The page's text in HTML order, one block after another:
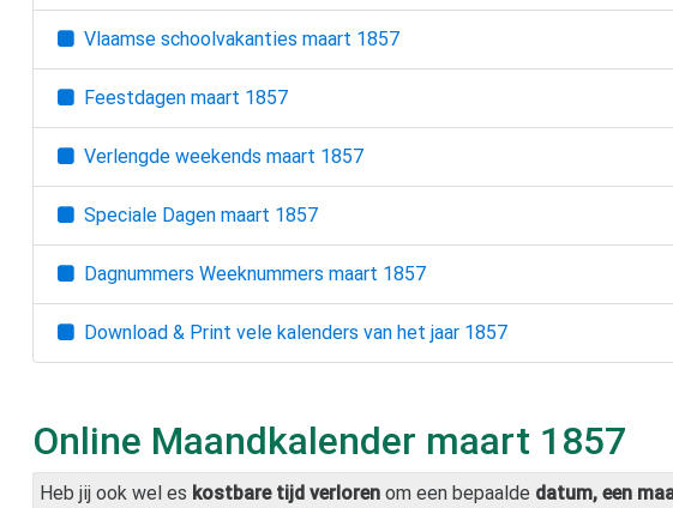
Vlaamse schoolvakanties maart 1857
Feestdagen maart 1857
Verlengde weekends maart 1857
Speciale Dagen maart 1857
Dagnummers Weeknummers maart 1857
Download & Print vele kalenders van het jaar 1857
Online Maandkalender maart 1857
Heb jij ook wel es kostbare tijd verloren om een bepaalde datum, een